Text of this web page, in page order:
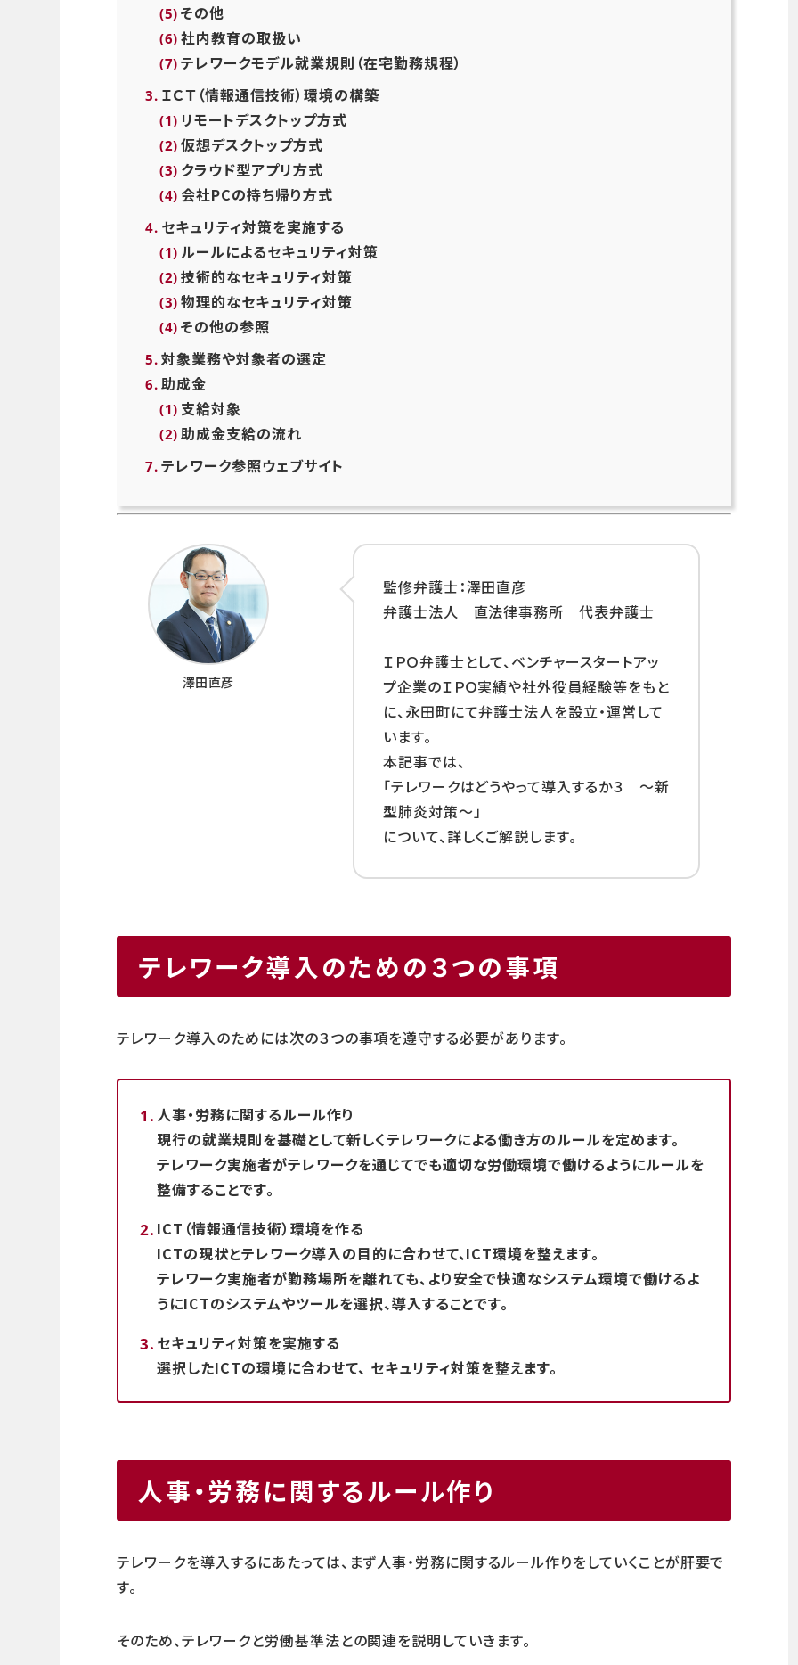
その他
社内教育の取扱い
テレワークモデル就業規則（在宅勤務規程）
ＩＣＴ（情報通信技術）環境の構築
リモートデスクトップ方式
仮想デスクトップ方式
クラウド型アプリ方式
会社PCの持ち帰り方式
セキュリティ対策を実施する
ルールによるセキュリティ対策
技術的なセキュリティ対策
物理的なセキュリティ対策
その他の参照
対象業務や対象者の選定
助成金
支給対象
助成金支給の流れ
テレワーク参照ウェブサイト
澤田直彦
監修弁護士：澤田直彦
弁護士法人 直法律事務所 代表弁護士
ＩＰＯ弁護士として、ベンチャースタートアッ
プ企業のＩＰＯ実績や社外役員経験等をもと
に、永田町にて弁護士法人を設立・運営して
います。
本記事では、
「テレワークはどうやって導入するか３ ～新
型肺炎対策～」
について、詳しくご解説します。
テレワーク導入のための３つの事項
テレワーク導入のためには次の３つの事項を遵守する必要があります。
人事・労務に関するルール作り
現行の就業規則を基礎として新しくテレワークによる働き方のルールを定めます。
テレワーク実施者がテレワークを通じてでも適切な労働環境で働けるようにルールを
整備することです。
ICT（情報通信技術）環境を作る
ICTの現状とテレワーク導入の目的に合わせて、ICT環境を整えます。
テレワーク実施者が勤務場所を離れても、より安全で快適なシステム環境で働けるよ
うにICTのシステムやツールを選択、導入することです。
セキュリティ対策を実施する
選択したICTの環境に合わせて、 セキュリティ対策を整えます。
人事・労務に関するルール作り
テレワークを導入するにあたっては、まず人事・労務に関するルール作りをしていくことが肝要で
す。
そのため、テレワークと労働基準法との関連を説明していきます。